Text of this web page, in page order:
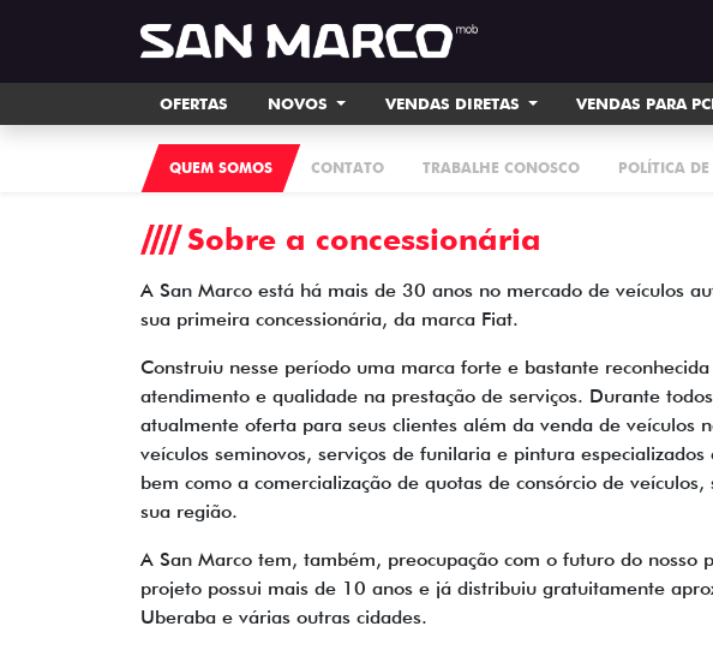
OFERTAS NOVOS VENDAS DIRETAS VENDAS PARA
QUEM SOMOS CONTATO TRABALHE CONOSCO POLÍTICA
Sobre a concessionária
A San Marco está há mais de 30 anos no mercado de veículos
sua primeira concessionária, da marca Fiat.
Construiu nesse período uma marca forte e bastante
atendimento e qualidade na prestação de serviços. Durante
atualmente oferta para seus clientes além da venda de veículos
veículos seminovos, serviços de funilaria e pintura
bem como a comercialização de quotas de consórcio de
sua região.
A San Marco tem, também, preocupação com o futuro do nosso
projeto possui mais de 10 anos e já distribuiu gratuitamente
Uberaba e várias outras cidades.